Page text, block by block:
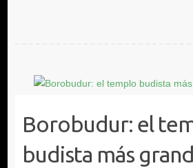
Borobudur: el
budista más